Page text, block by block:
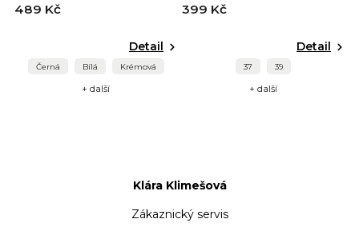
489 Kč
Detail
Černá Bílá Krémová
+ další
399 Kč
Detail
37 39
+ další
Klára Klimešová
Zákaznický servis